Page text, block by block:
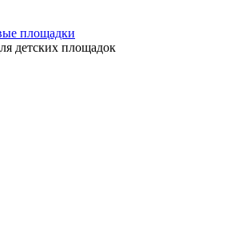
площадки
детских площадок